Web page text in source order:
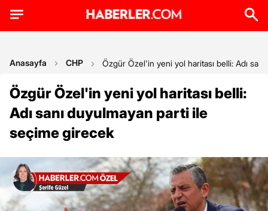
Anasayfa CHP Özgür Özel'in yeni yol haritası belli: Adı
Özgür Özel'in yeni yol haritası belli:
Adı sanı duyulmayan parti ile
seçime girecek